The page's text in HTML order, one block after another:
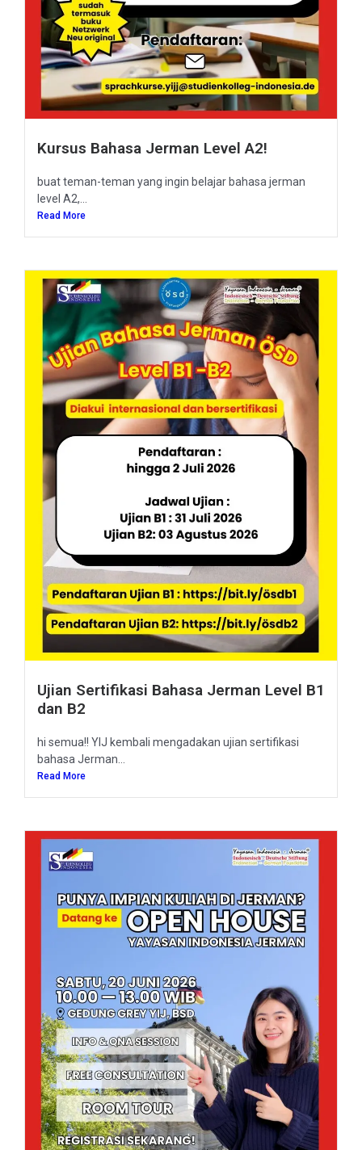
Kursus Bahasa Jerman Level A2!
buat teman-teman yang ingin belajar bahasa jerman
level A2,...
Read More
Ujian Sertifikasi Bahasa Jerman Level B1
dan B2
hi semua!! YIJ kembali mengadakan ujian sertifikasi
bahasa Jerman...
Read More